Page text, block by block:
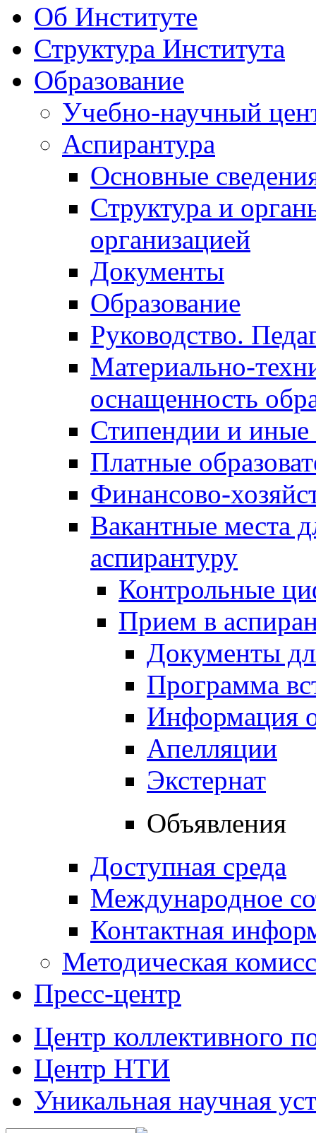
Об Институте
Структура Института
Образование
Учебно-научный
Аспирантура
Основные
Структура и
организацией
Документы
Образование
Руководство.
Материально-
оснащенность
Стипендии и иные
Платные
Финансово-
Вакантные места
аспирантуру
Контрольные
Прием в
Документы
Программа
Информация
Апелляции
Экстернат
Объявления
Доступная среда
Международное
Контактная
Методическая
Пресс-центр
Центр коллективного
Центр НТИ
Уникальная научная